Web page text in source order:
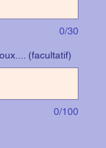
0/30
(facultatif)
0/100